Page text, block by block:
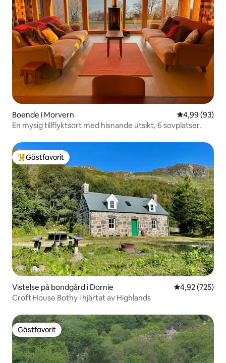
Boende i Morvern 4,99 av 5 i
4,99 (93)
En mysig tillflyktsort med hisnande utsikt, 6 sovplatser.
Populär gästfavorit
Gästfavorit
Vistelse på bondgård i Dornie 4,92 av 5 i
4,92 (725)
Croft House Bothy i hjärtat av Highlands
Gästfavorit
Gästfavorit